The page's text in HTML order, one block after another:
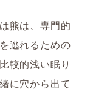
熊は、専門的
逃れるための
較的浅い眠り
に穴から出て